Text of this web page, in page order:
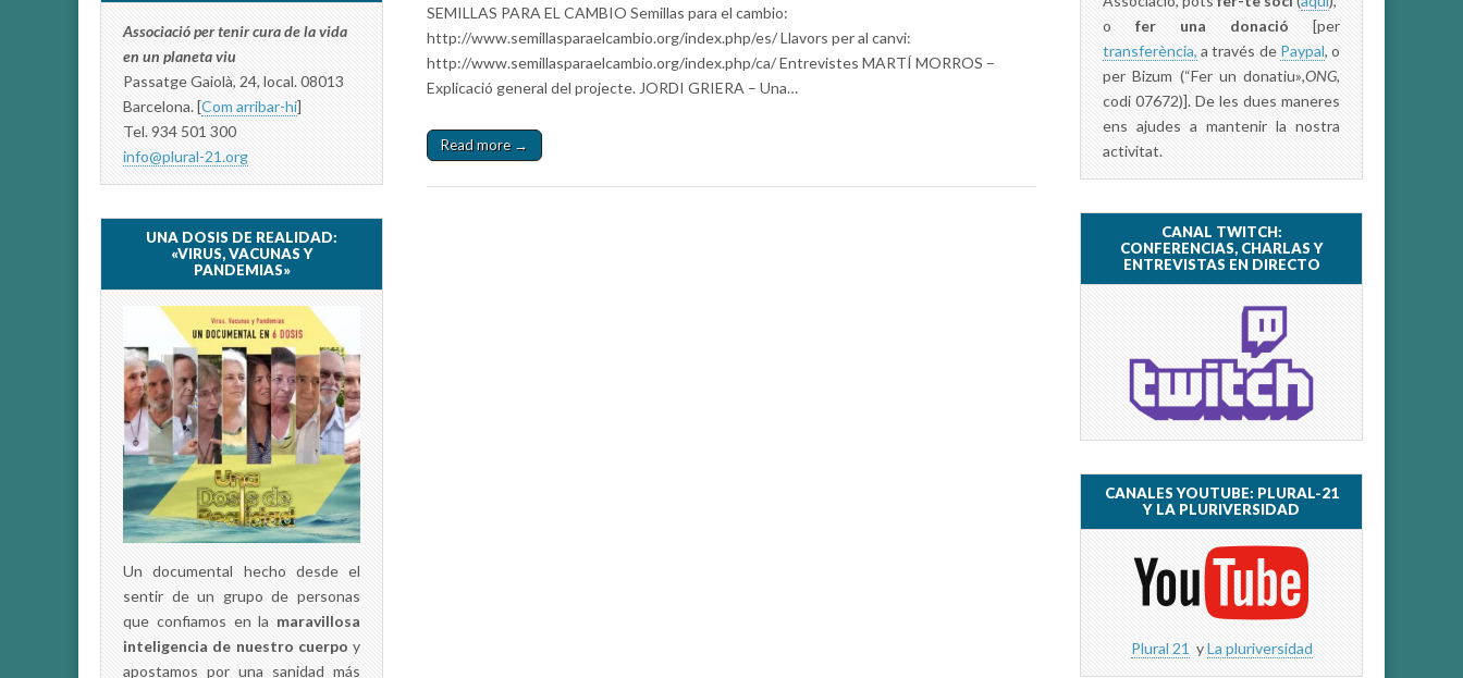
SEMILLAS PARA EL CAMBIO Semillas para el cambio:
http://www.semillasparaelcambio.org/index.php/es/ Llavors per al canvi:
http://www.semillasparaelcambio.org/index.php/ca/ Entrevistes MARTÍ MORROS –
Explicació general del projecte. JORDI GRIERA – Una…
Read more →
Associació per tenir cura de la vida
en un planeta viu
Passatge Gaiolà, 24, local. 08013
Barcelona. [Com arribar-hi]
Tel. 934 501 300
info@plural-21.org
UNA DOSIS DE REALIDAD:
«VIRUS, VACUNAS Y
PANDEMIAS»
Un documental hecho desde el
sentir de un grupo de personas
que confiamos en la maravillosa
inteligencia de nuestro cuerpo y
apostamos por una sanidad más
o fer una donació [per
transferència, a través de Paypal, o
per Bizum (“Fer un donatiu»,ONG,
codi 07672)]. De les dues maneres
ens ajudes a mantenir la nostra
activitat.
CANAL TWITCH:
CONFERENCIAS, CHARLAS Y
ENTREVISTAS EN DIRECTO
CANALES YOUTUBE: PLURAL-21
Y LA PLURIVERSIDAD
Plural 21 yLa pluriversidad